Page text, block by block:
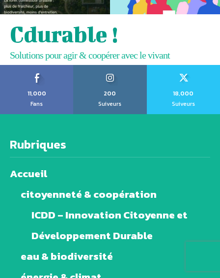
Cdurable !
Solutions pour agir & coopérer avec le vivant
11,000
Fans
200
Suiveurs
18,000
Suiveurs
Rubriques
Accueil
citoyenneté & coopération
ICDD – Innovation Citoyenne et
Développement Durable
eau & biodiversité